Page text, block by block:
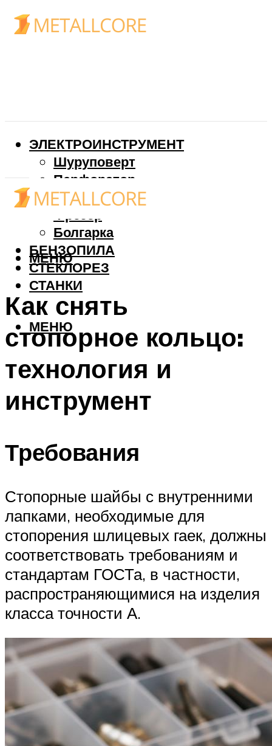
ЭЛЕКТРОИНСТРУМЕНТ
Шуруповерт
Перфоратор
Дрель
Фрезер
Болгарка
БЕНЗОПИЛА
СТЕКЛОРЕЗ
СТАНКИ
МЕНЮ
МЕНЮ
Как снять
стопорное кольцо:
технология и
инструмент
Требования
Стопорные шайбы с внутренними
лапками, необходимые для
стопорения шлицевых гаек, должны
соответствовать требованиям и
стандартам ГОСТа, в частности,
распространяющимися на изделия
класса точности А.